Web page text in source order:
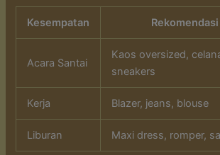
Kesempatan
Acara Santai
Kaos oversized,
sneakers
Kerja Blazer, jeans, blouse
Liburan Maxi dress, romper,